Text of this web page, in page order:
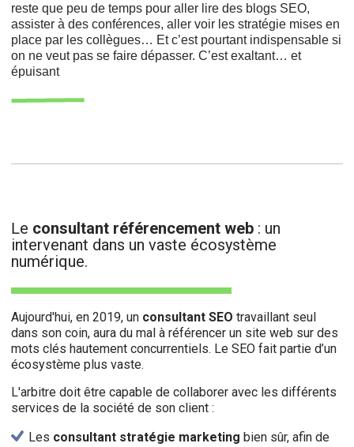
reste que peu de temps pour aller lire des blogs SEO,
assister à des conférences, aller voir les stratégie mises en
place par les collègues… Et c’est pourtant indispensable si
on ne veut pas se faire dépasser. C’est exaltant… et
épuisant
Le consultant référencement web : un
intervenant dans un vaste écosystème
numérique.
Aujourd'hui, en 2019, un consultant SEOtravaillant seul
dans son coin, aura du mal à référencer un site web sur des
mots clés hautement concurrentiels. Le SEO fait partie d’un
écosystème plus vaste.
L'arbitre doit être capable de collaborer avec les différents
services de la société de son client :
Les consultant stratégie marketing bien sûr, afin de